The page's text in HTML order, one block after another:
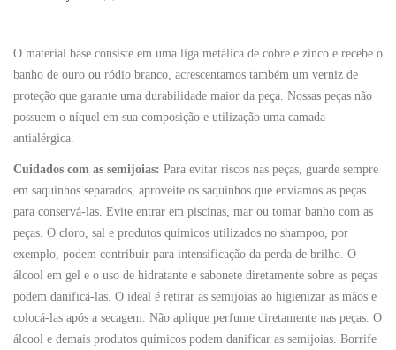
O material base consiste em uma liga metálica de cobre e zinco e recebe o
banho de ouro ou ródio branco, acrescentamos também um verniz de
proteção que garante uma durabilidade maior da peça. Nossas peças não
possuem o níquel em sua composição e utilização uma camada
antialérgica.
Cuidados com as semijoias: Para evitar riscos nas peças, guarde sempre
em saquinhos separados, aproveite os saquinhos que enviamos as peças
para conservá-las. Evite entrar em piscinas, mar ou tomar banho com as
peças. O cloro, sal e produtos químicos utilizados no shampoo, por
exemplo, podem contribuir para intensificação da perda de brilho. O
álcool em gel e o uso de hidratante e sabonete diretamente sobre as peças
podem danificá-las. O ideal é retirar as semijoias ao higienizar as mãos e
colocá-las após a secagem. Não aplique perfume diretamente nas peças. O
álcool e demais produtos químicos podem danificar as semijoias. Borrife